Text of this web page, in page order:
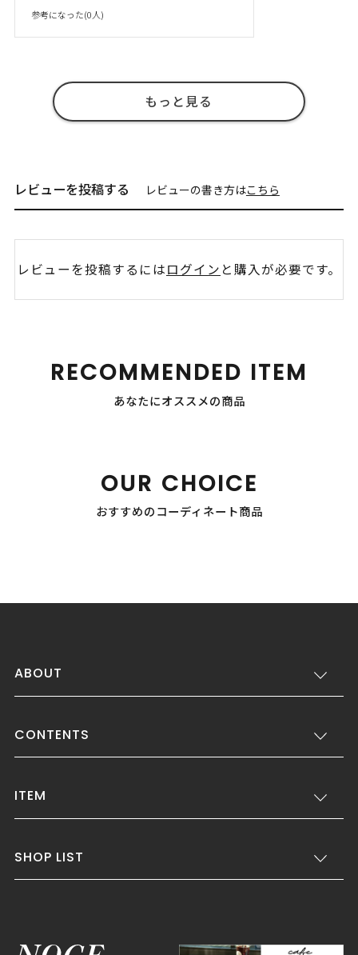
参考になった(0人)
もっと見る
レビューを投稿する レビューの書き方はこちら
レビューを投稿するにはログイン と購入が必要です。
RECOMMENDED ITEM
あなたにオススメの商品
OUR CHOICE
おすすめのコーディネート商品
ABOUT
CONTENTS
ITEM
SHOP LIST